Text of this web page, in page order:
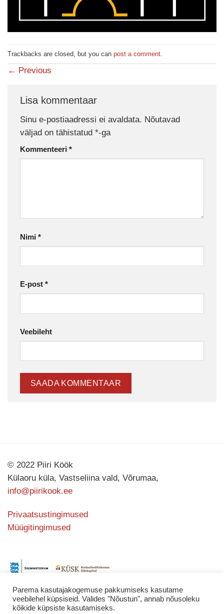
Trackbacks are closed, but you can post a comment
← Previous
Lisa kommentaar
Sinu e-postiaadressi ei avaldata. Nõutavad
väljad on tähistatud *-ga
Kommenteeri *
Nimi *
E-post *
Veebileht
© 2022 Piiri Köök
Külaoru küla, Vastseliina vald, Võrumaa,
info@piirikook.ee
Privaatsustingimused
Müügitingimused
Parema kasutajakogemuse pakkumiseks kasutame
veebilehel küpsiseid. Valides "Nõustun", annab nõusoleku
kõikide küpsiste kasutamiseks.